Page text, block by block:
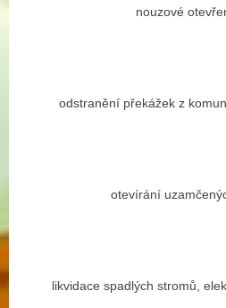
nouzové
odstranění překážek z
otevírání
likvidace spadlých stromů,